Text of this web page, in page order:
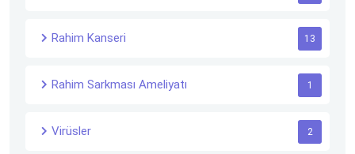
Rahim Kanseri 13
Rahim Sarkması Ameliyatı 1
Virüsler 2